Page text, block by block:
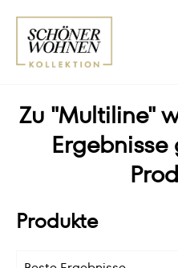
Zu "Multiline"
Ergebnisse
Produkte